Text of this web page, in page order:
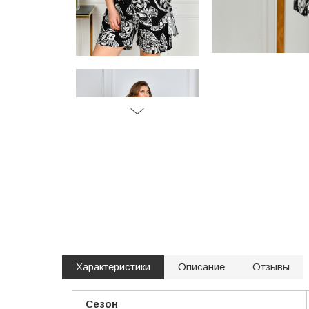
Характеристики Описание Отзывы
Сезон